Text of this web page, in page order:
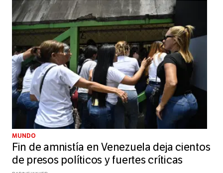
MUNDO
Fin de amnistía en Venezuela deja cientos
de presos políticos y fuertes críticas